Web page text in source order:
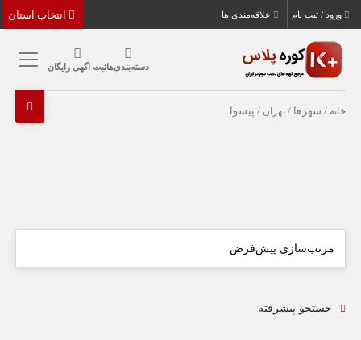
ورود / ثبت نام علاقه‌مندی ها
دسته‌بندی‌هاثبت اگهی رایگان
خانه / شهرها /تهران / پیشوا
جستجو پیشرفته